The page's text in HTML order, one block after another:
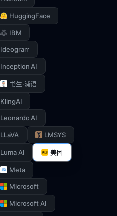
HuggingFace
IBM
Ideogram
Inception AI
书生·浦语
KlingAI
Leonardo AI
LLaVA LMSYS
Luma AI 美团
Meta
Microsoft
Microsoft AI